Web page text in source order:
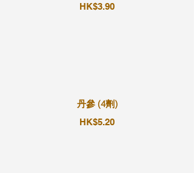
HK$3.90
丹參 (4劑)
HK$5.20